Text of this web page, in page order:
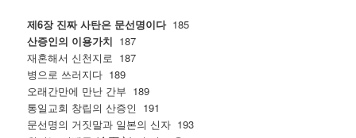
제6장 진짜 사탄은 문선명이다185
산증인의 이용가치 187
재혼해서 신천지로 187
병으로 쓰러지다 189
오래간만에 만난 간부 189
통일교회 창립의 산증인 191
문선명의 거짓말과 일본의 신자 193